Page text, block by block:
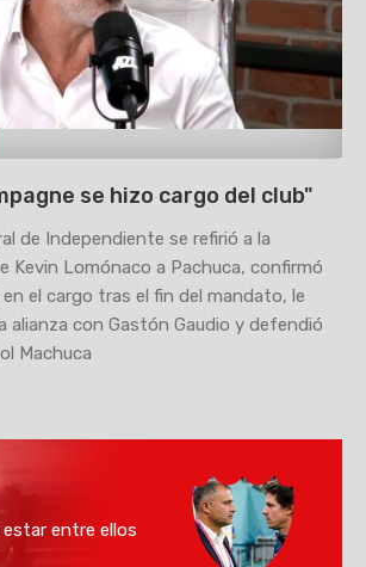
se hizo cargo del club"
de Independiente se refirió a la
Kevin Lomónaco a Pachuca, confirmó
el cargo tras el fin del mandato, le
alianza con Gastón Gaudio y defendió
Machuca
estar entre ellos